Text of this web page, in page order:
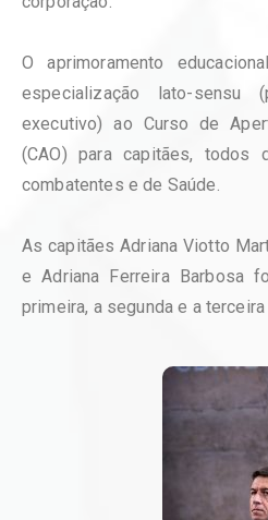
O aprimoramento
especialização lato-sensu
executivo) ao Curso de
(CAO) para capitães, todos
combatentes e de Saúde.⁣
As capitães Adriana Viotto
e Adriana Ferreira Barbosa
primeira, a segunda e a